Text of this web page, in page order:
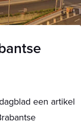
een artikel